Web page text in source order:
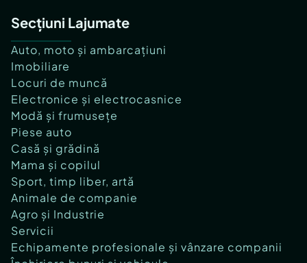
Secțiuni Lajumate
Auto, moto și ambarcațiuni
Imobiliare
Locuri de muncă
Electronice și electrocasnice
Modă și frumusețe
Piese auto
Casă și grădină
Mama și copilul
Sport, timp liber, artă
Animale de companie
Agro și Industrie
Servicii
Echipamente profesionale și vânzare companii